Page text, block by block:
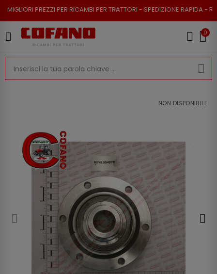
PER RICAMBI PER TRATTORI - SPEDIZIONE RAPIDA - RESO
0
NON DISPONIBILE